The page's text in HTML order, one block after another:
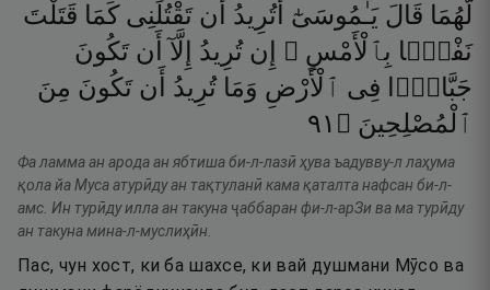
لَّهُمَا قَالَ يَـٰمُوسَىٰٓ أَتُرِيدُ أَن تَقْتُلَنِى كَمَا قَتَلْتَ
نَفْسًۢا بِٱلْأَمْسِ ۖ إِن تُرِيدُ إِلَّآ أَن تَكُونَ
جَبَّارًۭا
فِى ٱلْأَرْضِ وَمَا تُرِيدُ أَن تَكُونَ مِنَ
ٱلْمُصْلِحِينَ ۝ ١٩
Фа ламма ан арода ан ябтиша би-л-лазӣ ҳува ъадувву-л лаҳума
қола йа Муса атурӣду ан тақтуланӣ кама қаталта нафсан би-л-
амс. Ин турӣду илла ан такуна ҷаббаран фи-л-арЗи ва ма турӣду
ан такуна мина-л-муслиҳӣн.
Пас, чун хост, ки ба шахсе, ки вай душмани Мӯсо ва